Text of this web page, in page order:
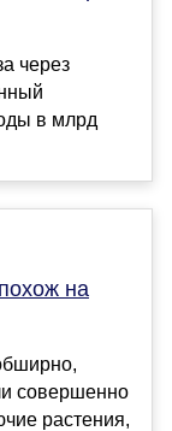
через
в млрд
на
совершенно
растения,